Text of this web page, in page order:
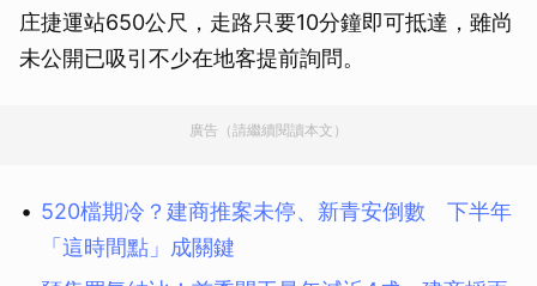
庄捷運站650公尺，走路只要10分鐘即可抵達，雖尚
未公開已吸引不少在地客提前詢問。
廣告（請繼續閱讀本文）
520檔期冷？建商推案未停、新青安倒數 下半年
「這時間點」成關鍵